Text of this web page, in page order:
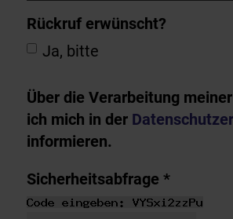
Rückruf erwünscht?
Ja, bitte
Über die Verarbeitung
ich mich in der
informieren.
Sicherheitsabfrage *